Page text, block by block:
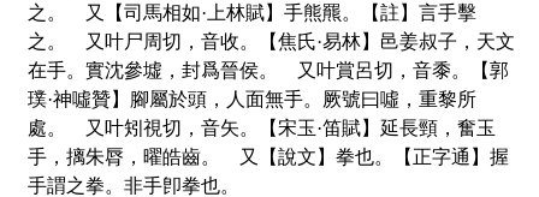
之。 又【司馬相如·上林賦】手熊羆。【註】言手擊
之。 又叶尸周切，音收。【焦氏·易林】邑姜叔子，天文
在手。實沈參墟，封爲晉侯。 又叶賞呂切，音黍。【郭
璞·神噓贊】腳屬於頭，人面無手。厥號曰噓，重黎所
處。 又叶矧視切，音矢。【宋玉·笛賦】延長頸，奮玉
手，摛朱脣，曜皓齒。 又【說文】拳也。【正字通】握
手謂之拳。非手卽拳也。